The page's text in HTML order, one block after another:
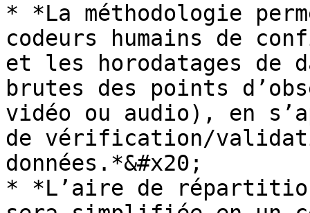
* *La méthodologie
codeurs humains de
et les horodatages de
brutes des points
vidéo ou audio), en
de vérification/
données.*&#x20;
* *L’aire de